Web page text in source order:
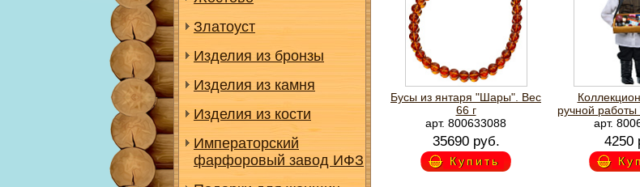
Златоуст
Изделия из бронзы
Изделия из камня
Изделия из кости
Императорский
фарфоровый завод ИФЗ
Бусы из янтаря "Шары". Вес
66 г
арт. 800633088
35690 руб.
Купить
ручной
арт.
4250